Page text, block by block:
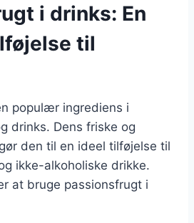
i drinks: En
til
populær ingrediens i
drinks. Dens friske og
den til en ideel tilføjelse til
ikke-alkoholiske drikke.
at bruge passionsfrugt i